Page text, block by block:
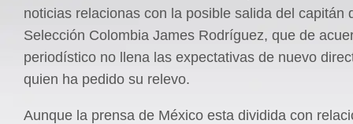
noticias relacionas con la posible salida del capitán
Selección Colombia James Rodríguez, que de
periodístico no llena las expectativas de nuevo
quien ha pedido su relevo.
Aunque la prensa de México esta dividida con